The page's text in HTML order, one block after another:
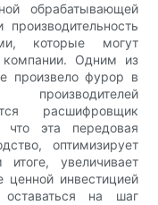
обрабатывающей
которые могут
компании. Одним из
произвело фурор в
производителей
расшифровщик
что эта передовая
оптимизирует
увеличивает
ценной инвестицией
на шаг